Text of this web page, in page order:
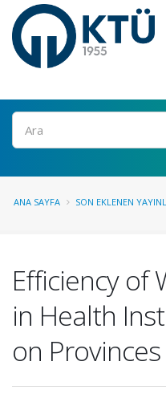
Ara
ANA SAYFA SON EKLENEN
Efficiency of
in Health
on Provinces